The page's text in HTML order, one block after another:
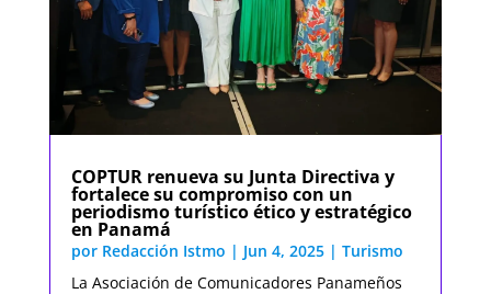
COPTUR renueva su Junta Directiva y
fortalece su compromiso con un
periodismo turístico ético y estratégico
en Panamá
por Redacción Istmo | Jun 4, 2025| Turismo
La Asociación de Comunicadores Panameños